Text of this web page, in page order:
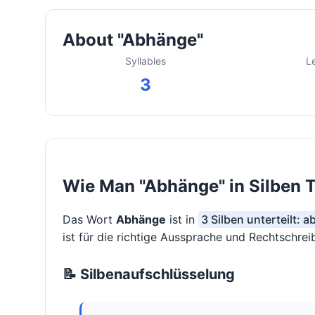
About "Abhänge"
Syllables
3
Wie Man "Abhänge" in Silben
Das Wort Abhänge ist in 3 Silben unterteilt:
ist für die richtige Aussprache und
📝 Silbenaufschlüsselung